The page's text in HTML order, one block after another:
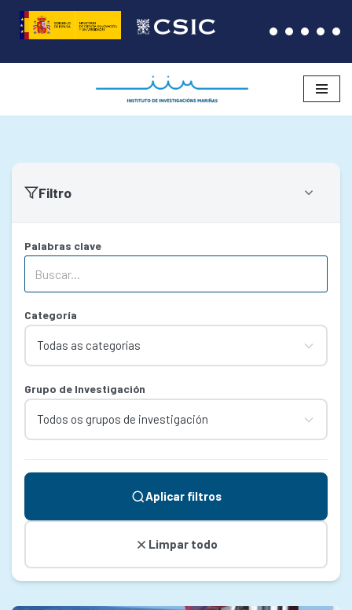
Saltar
ao
Filtro
Palabras clave
Categoría
Grupo de Investigación
Aplicar filtros
Limpar todo